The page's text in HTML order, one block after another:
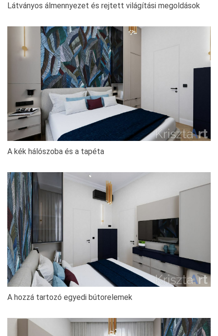
Látványos álmennyezet és rejtett világítási megoldások
A kék hálószoba és a tapéta
A hozzá tartozó egyedi bútorelemek